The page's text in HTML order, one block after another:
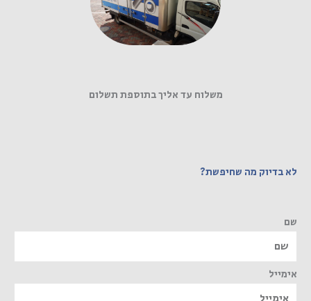
משלוח עד אליך בתוספת תשלום
לא בדיוק מה שחיפשת?
שם
אימייל